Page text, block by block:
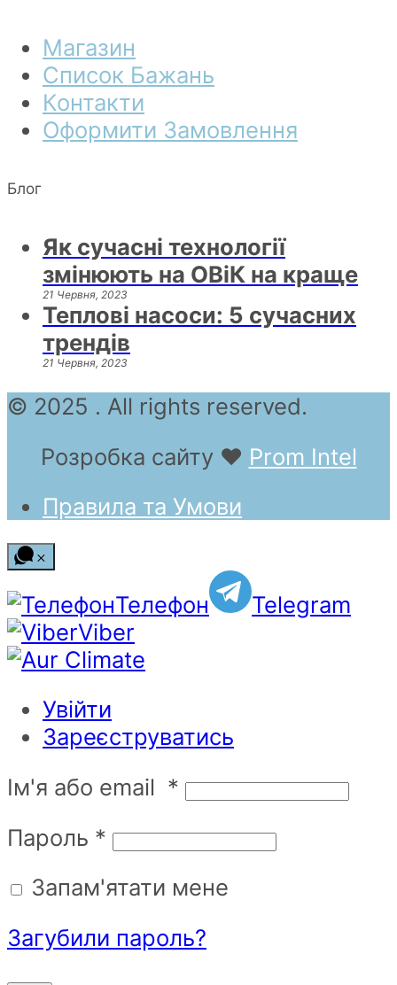
Магазин
Список Бажань
Контакти
Оформити Замовлення
Блог
Як сучасні технології
змінюють на ОВіК на краще
21 Червня, 2023
Теплові насоси: 5 сучасних
трендів
21 Червня, 2023
© 2025 . All rights reserved.
Розробка сайту ❤ Prom Intel
Правила та Умови
Телефон
Telegram
Viber
Увійти
Зареєструватись
Ім'я або email *
Пароль *
Запам'ятати мене
Загубили пароль?